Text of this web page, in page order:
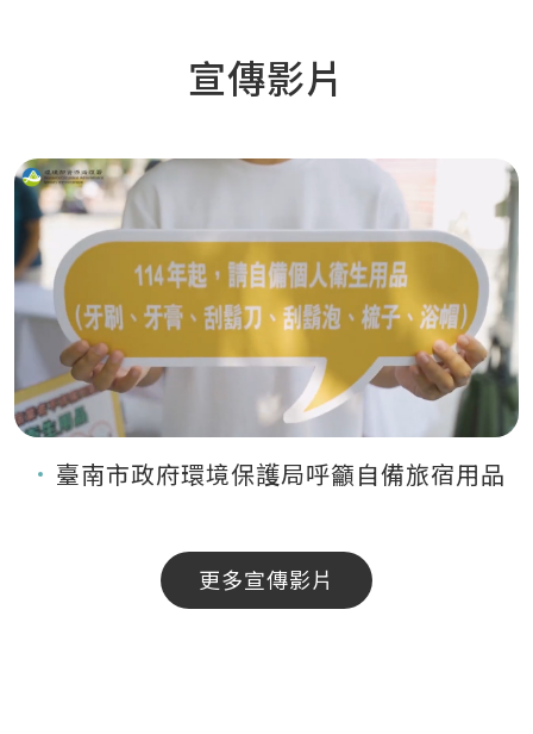
宣傳影片
臺南市政府環境保護局呼籲自備旅宿用品
更多宣傳影片